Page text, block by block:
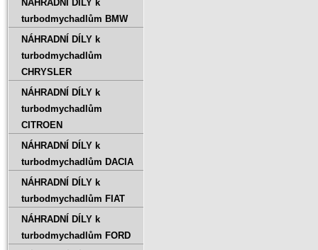
NÁHRADNÍ DÍLY k
turbodmychadlům BMW
NÁHRADNÍ DÍLY k
turbodmychadlům
CHRYSLER
NÁHRADNÍ DÍLY k
turbodmychadlům
CITROEN
NÁHRADNÍ DÍLY k
turbodmychadlům DACIA
NÁHRADNÍ DÍLY k
turbodmychadlům FIAT
NÁHRADNÍ DÍLY k
turbodmychadlům FORD